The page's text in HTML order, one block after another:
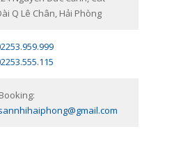
Đồng hành cùng
Q Lê Chân, Hải Phòng